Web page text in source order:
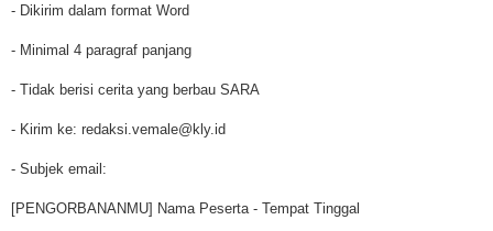
- Dikirim dalam format Word
- Minimal 4 paragraf panjang
- Tidak berisi cerita yang berbau SARA
- Kirim ke: redaksi.vemale@kly.id
- Subjek email:
[PENGORBANANMU] Nama Peserta - Tempat Tinggal